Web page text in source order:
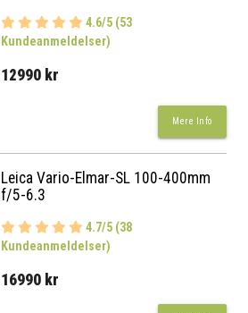
4.6/5 (53
Kundeanmeldelser)
12990 kr
Mere Info
Leica Vario-Elmar-SL 100-400mm
f/5-6.3
4.7/5 (38
Kundeanmeldelser)
16990 kr